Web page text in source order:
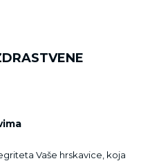
Vaše hrskavice, koja